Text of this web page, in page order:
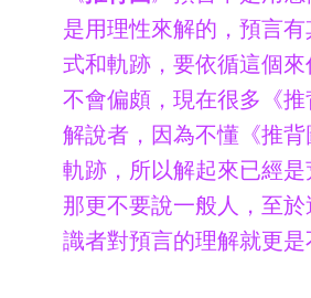
是用理性來解的，預言
式和軌跡，要依循這個
不會偏頗，現在很多《
解說者，因為不懂《推
軌跡，所以解起來已經是
那更不要說一般人，至
識者對預言的理解就更是